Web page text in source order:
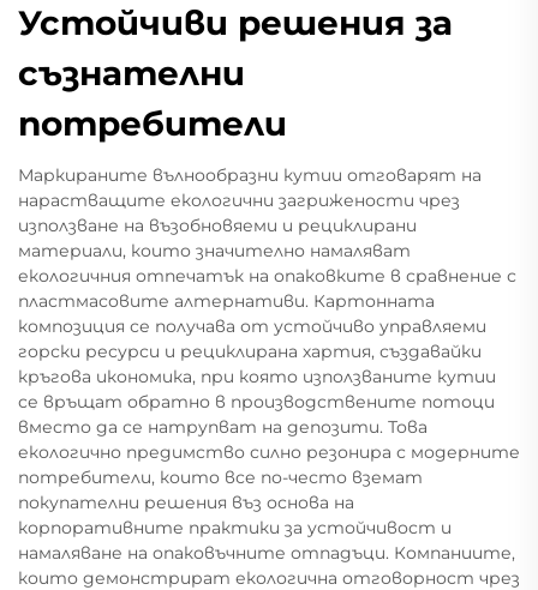
Устойчиви решения за
съзнателни
потребители
Маркираните вълнообразни кутии отговарят на
нарастващите екологични загрижености чрез
използване на възобновяеми и рециклирани
материали, които значително намаляват
екологичния отпечатък на опаковките в сравнение с
пластмасовите алтернативи. Картонната
композиция се получава от устойчиво управляеми
горски ресурси и рециклирана хартия, създавайки
кръгова икономика, при която използваните кутии
се връщат обратно в производствените потоци
вместо да се натрупват на депозити. Това
екологично предимство силно резонира с модерните
потребители, които все по-често вземат
покупателни решения въз основа на
корпоративните практики за устойчивост и
намаляване на опаковъчните отпадъци. Компаниите,
които демонстрират екологична отговорност чрез